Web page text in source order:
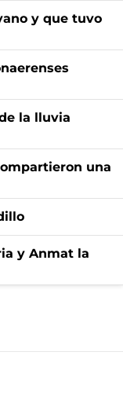
y que tuvo
la lluvia
una
y Anmat la